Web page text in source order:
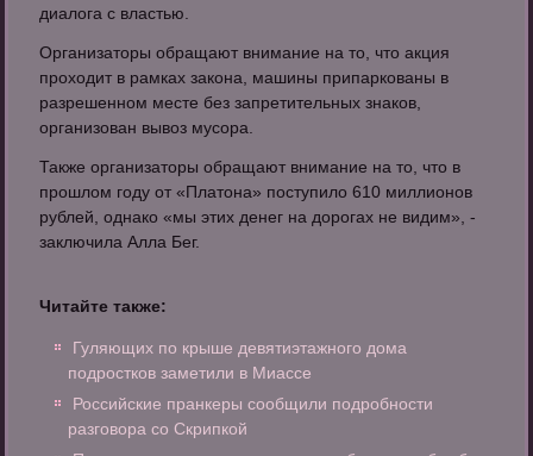
диалога с властью.
Организаторы обращают внимание на то, что акция
проходит в рамках закона, машины припаркованы в
разрешенном месте без запретительных знаков,
организован вывоз мусора.
Также организаторы обращают внимание на то, что в
прошлом году от «Платона» поступило 610 миллионов
рублей, однако «мы этих денег на дорогах не видим», -
заключила Алла Бег.
Читайте также:
Гуляющих по крыше девятиэтажного дома
подростков заметили в Миассе
Российские пранкеры сообщили подробности
разговора со Скрипкой